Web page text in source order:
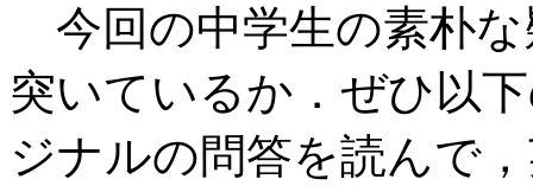
今回の中学生の素朴
突いているか．ぜひ以
ジナルの問答を読んで